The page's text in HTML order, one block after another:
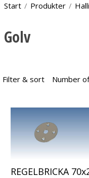
Start / Produkter /
Golv
Filter & sort Number
REGELBRICKA